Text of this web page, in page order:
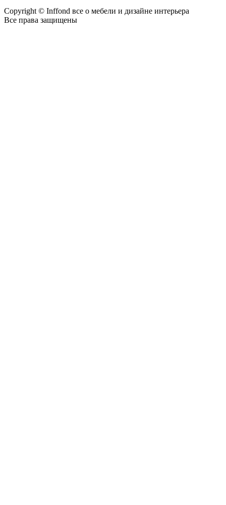
Copyright © Inffond все о мебели и дизайне интерьера
Все права защищены